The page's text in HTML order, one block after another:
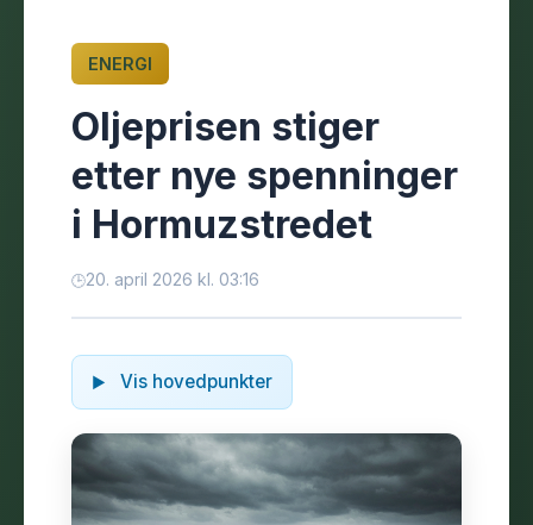
ENERGI
Oljeprisen stiger
etter nye spenninger
i Hormuzstredet
20. april 2026 kl. 03:16
Vis hovedpunkter